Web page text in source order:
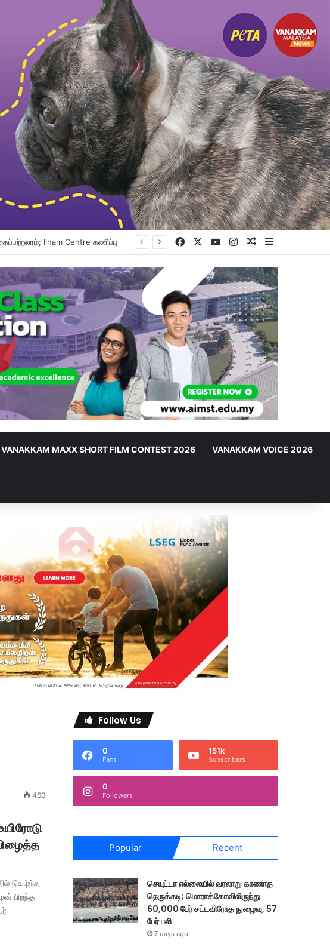
Facebook YouTubeInstagramRandom Article
VANAKKAM MAXX SHORT FILM CONTEST 2026 VANAKKAM VOICE 2026
460
நிகழ்ந்த
பிறந்த
Follow Us
0
Fans
151k
Subscribers
0
Followers
Popular Recent
செயுட்டா எல்லையில் வரலாறு காணாத
நெருக்கடி; மொராக்கோவிலிருந்து
60,000 பேர் சட்டவிரோத நுழைவு, 57
பேர் பலி
7 days ago